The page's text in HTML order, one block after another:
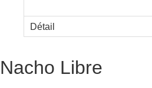
Nacho Libre